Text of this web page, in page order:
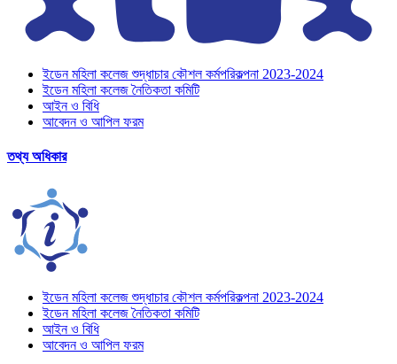
ইডেন মহিলা কলেজ শুদ্ধাচার কৌশল কর্মপরিকল্পনা 2023-2024
ইডেন মহিলা কলেজ নৈতিকতা কমিটি
আইন ও বিধি
আবেদন ও আপিল ফরম
তথ্য অধিকার
ইডেন মহিলা কলেজ শুদ্ধাচার কৌশল কর্মপরিকল্পনা 2023-2024
ইডেন মহিলা কলেজ নৈতিকতা কমিটি
আইন ও বিধি
আবেদন ও আপিল ফরম